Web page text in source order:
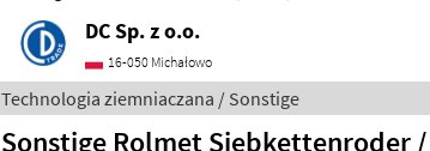
DC Sp. z o.o.
16-050 Michałowo
Technologia ziemniaczana / Sonstige
Sonstige Rolmet Siebkettenroder